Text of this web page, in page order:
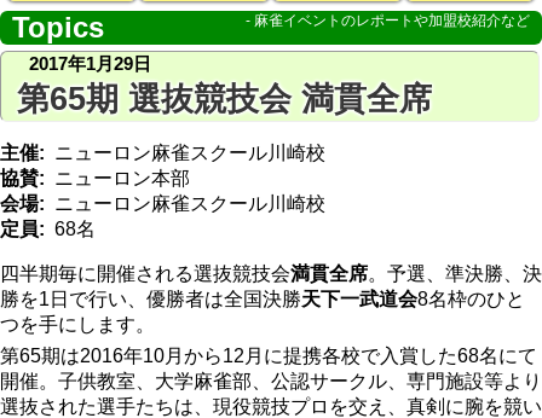
Topics
2017年1月29日
第65期 選抜競技会 満貫全席
主催
ニューロン麻雀スクール川崎校
協賛
ニューロン本部
会場
ニューロン麻雀スクール川崎校
定員
68名
四半期毎に開催される選抜競技会満貫全席。予選、準決勝、決
勝を1日で行い、優勝者は全国決勝天下一武道会8名枠のひと
つを手にします。
第65期は2016年10月から12月に提携各校で入賞した68名にて
開催。子供教室、大学麻雀部、公認サークル、専門施設等より
選抜された選手たちは、現役競技プロを交え、真剣に腕を競い